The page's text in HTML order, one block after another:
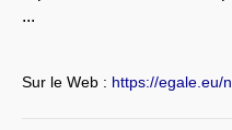
...
Sur le Web : https://egale.eu/